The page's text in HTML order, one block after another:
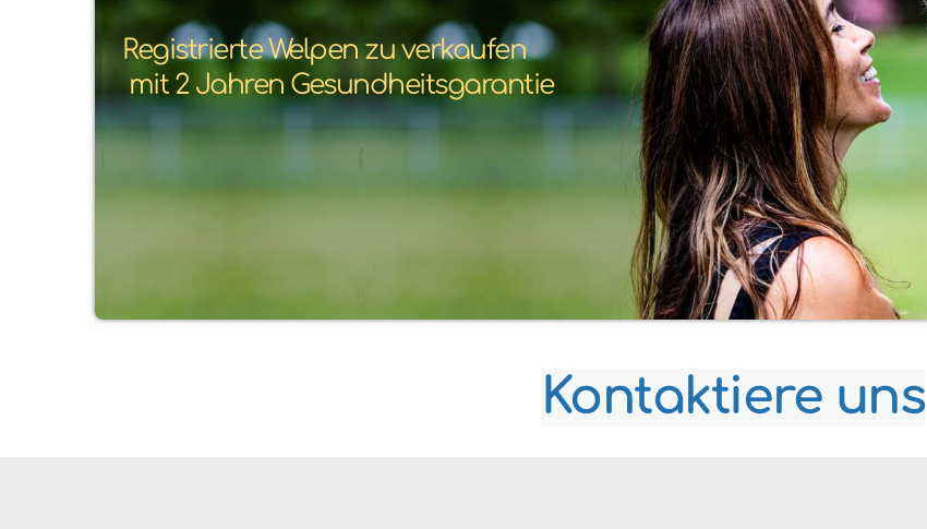
Registrierte Welpen zu verkaufen
mit 2 Jahren Gesundheitsgarantie
Kontaktiere uns